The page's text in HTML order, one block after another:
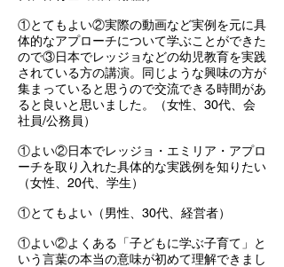
①とてもよい②実際の動画など実例を元に具
体的なアプローチについて学ぶことができた
ので③日本でレッジョなどの幼児教育を実践
されている方の講演。同じような興味の方が
集まっていると思うので交流できる時間があ
ると良いと思いました。（女性、30代、会
社員/公務員）
①よい②日本でレッジョ・エミリア・アプロ
ーチを取り入れた具体的な実践例を知りたい
（女性、20代、学生）
①とてもよい（男性、30代、経営者）
①よい②よくある「子どもに学ぶ子育て」と
いう言葉の本当の意味が初めて理解できまし